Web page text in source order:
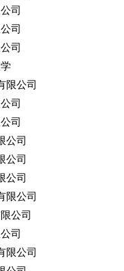
司
司
司
限公司
司
司
公司
公司
公司
限公司
公司
司
限公司